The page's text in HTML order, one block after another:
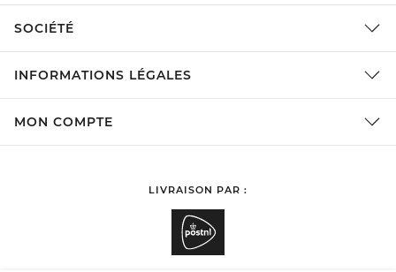
SOCIÉTÉ
INFORMATIONS LÉGALES
MON COMPTE
LIVRAISON PAR :